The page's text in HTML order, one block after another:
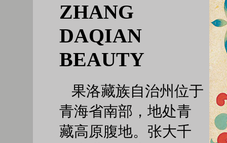
ZHANG
DAQIAN
BEAUTY
果洛藏族自治州位于
青海省南部，地处青
藏高原腹地。张大千